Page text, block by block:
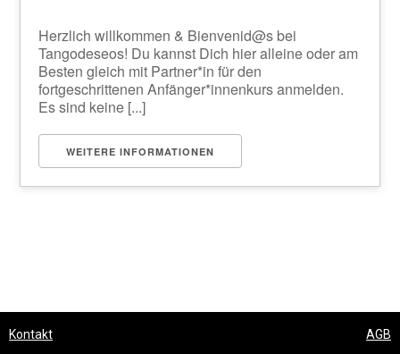
Herzlich willkommen & Bienvenid@s bei
Tangodeseos! Du kannst Dich hier alleine oder am
Besten gleich mit Partner*in für den
fortgeschrittenen Anfänger*innenkurs anmelden.
Es sind keine [...]
WEITERE INFORMATIONEN
Kontakt
AGB